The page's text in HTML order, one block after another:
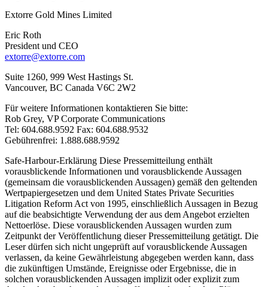
Extorre Gold Mines Limited
Eric Roth
President und CEO
extorre@extorre.com
Suite 1260, 999 West Hastings St.
Vancouver, BC Canada V6C 2W2
Für weitere Informationen kontaktieren Sie bitte:
Rob Grey, VP Corporate Communications
Tel: 604.688.9592 Fax: 604.688.9532
Gebührenfrei: 1.888.688.9592
Safe-Harbour-Erklärung Diese Pressemitteilung enthält
vorausblickende Informationen und vorausblickende Aussagen
(gemeinsam die vorausblickenden Aussagen) gemäß den geltenden
Wertpapiergesetzen und dem United States Private Securities
Litigation Reform Act von 1995, einschließlich Aussagen in Bezug
auf die beabsichtigte Verwendung der aus dem Angebot erzielten
Nettoerlöse. Diese vorausblickenden Aussagen wurden zum
Zeitpunkt der Veröffentlichung dieser Pressemitteilung getätigt. Die
Leser dürfen sich nicht ungeprüft auf vorausblickende Aussagen
verlassen, da keine Gewährleistung abgegeben werden kann, dass
die zukünftigen Umstände, Ereignisse oder Ergebnisse, die in
solchen vorausblickenden Aussagen implizit oder explizit zum